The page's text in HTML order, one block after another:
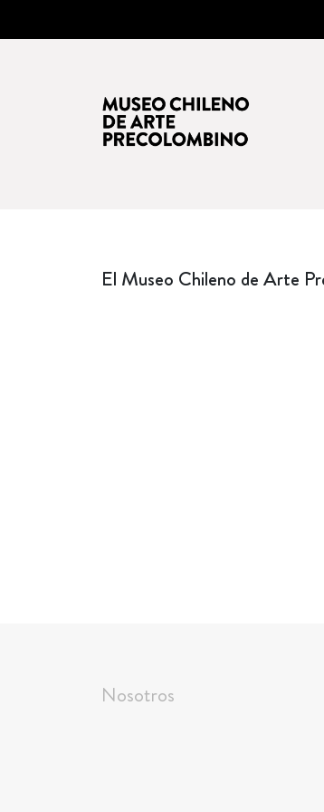
El Museo Chileno de Arte
Nosotros